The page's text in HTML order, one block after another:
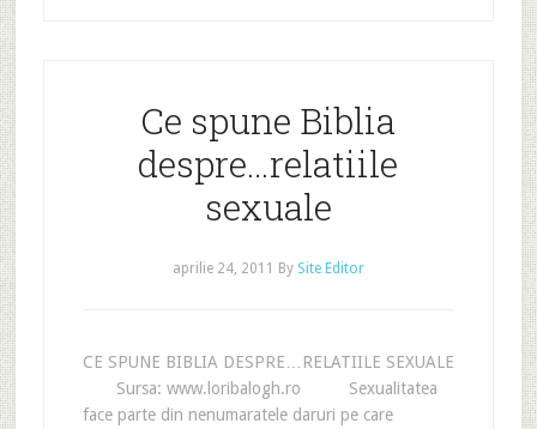
Ce spune Biblia
despre…relatiile
sexuale
aprilie 24, 2011 By Site Editor
CE SPUNE BIBLIA DESPRE…RELATIILE SEXUALE
Sursa: www.loribalogh.ro Sexualitatea
face parte din nenumaratele daruri pe care